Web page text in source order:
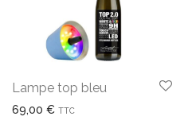
Lampe top bleu
69,00 € TTC